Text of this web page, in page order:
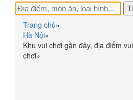
Trang chủ»
Hà Nội»
Khu vui chơi gần đây, địa điểm
chơi»